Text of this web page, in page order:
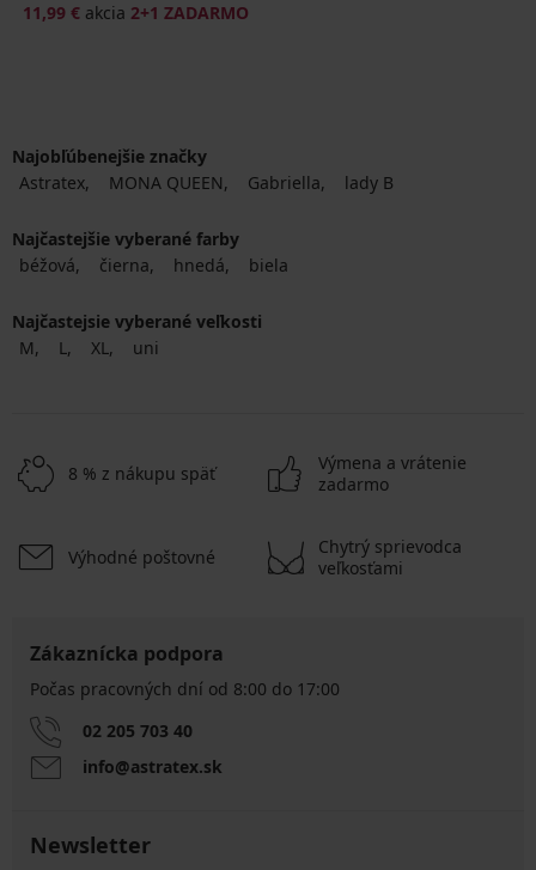
11,99 € akcia 2+1 ZADARMO
Najobľúbenejšie značky
Astratex
MONA QUEEN Gabriella lady B
Najčastejšie vyberané farby
béžová
čierna hnedá biela
Najčastejsie vyberané veľkosti
M
L XL uni
8 % z nákupu späť
Výmena a vrátenie
zadarmo
Výhodné poštovné
Chytrý sprievodca
veľkosťami
Zákaznícka podpora
Počas pracovných dní od 8:00 do 17:00
02 205 703 40
info@astratex.sk
Newsletter